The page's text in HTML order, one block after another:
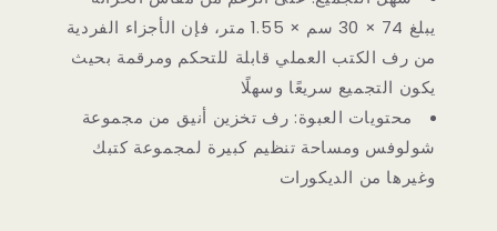
يبلغ 74 × 30 سم × 1.55 متر، فإن الأجزاء الفردية
من رف الكتب العملي قابلة للتحكم ومرقمة بحيث
يكون التجميع سريعًا وسهلًا
محتويات العبوة: رف تخزين أنيق من مجموعة
شولوفس ومساحة تنظيم كبيرة لمجموعة كتبك
وغيرها من الديكورات